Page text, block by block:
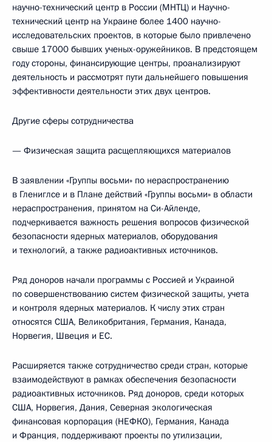
научно-технический центр в России (МНТЦ) и Научно-
технический центр на Украине более 1400 научно-
исследовательских проектов, в которые было привлечено
свыше 17000 бывших ученых-оружейников. В предстоящем
году стороны, финансирующие центры, проанализируют
деятельность и рассмотрят пути дальнейшего повышения
эффективности деятельности этих двух центров.
Другие сферы сотрудничества
— Физическая защита расщепляющихся материалов
В заявлении «Группы восьми» по нераспространению
в Глениглсе и в Плане действий «Группы восьми» в области
нераспространения, принятом на Си-Айленде,
подчеркивается важность решения вопросов физической
безопасности ядерных материалов, оборудования
и технологий, а также радиоактивных источников.
Ряд доноров начали программы с Россией и Украиной
по совершенствованию систем физической защиты, учета
и контроля ядерных материалов. К числу этих стран
относятся США, Великобритания, Германия, Канада,
Норвегия, Швеция и ЕС.
Расширяется также сотрудничество среди стран, которые
взаимодействуют в рамках обеспечения безопасности
радиоактивных источников. Ряд доноров, среди которых
США, Норвегия, Дания, Северная экологическая
финансовая корпорация (НЕФКО), Германия, Канада
и Франция, поддерживают проекты по утилизации,